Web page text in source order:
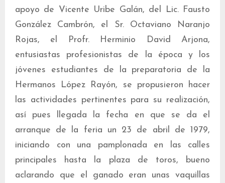
apoyo de Vicente Uribe Galán, del Lic. Fausto
González Cambrón, el Sr. Octaviano Naranjo
Rojas, el Profr. Herminio David Arjona,
entusiastas profesionistas de la época y los
jóvenes estudiantes de la preparatoria de la
Hermanos López Rayón, se propusieron hacer
las actividades pertinentes para su realización,
así pues llegada la fecha en que se da el
arranque de la feria un 23 de abril de 1979,
iniciando con una pamplonada en las calles
principales hasta la plaza de toros, bueno
aclarando que el ganado eran unas vaquillas